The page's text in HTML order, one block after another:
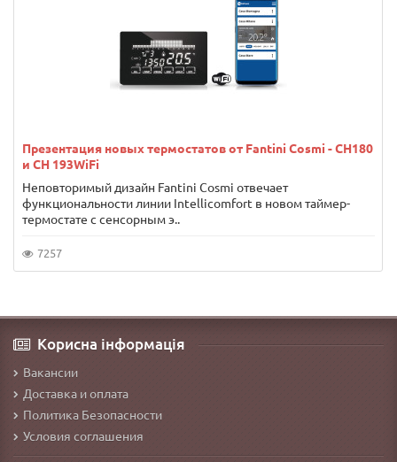
Презентация новых термостатов от Fantini Cosmi - CH180
и CH 193WiFi
Неповторимый дизайн Fantini Cosmi отвечает
функциональности линии Intellicomfort в новом таймер-
термостате с сенсорным э..
7257
Корисна інформація
Вакансии
Доставка и оплата
Политика Безопасности
Условия соглашения